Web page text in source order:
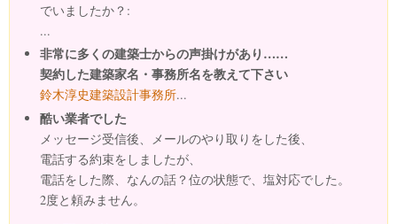
でいましたか？:
...
非常に多くの建築士からの声掛けがあり……
契約した建築家名・事務所名を教えて下さい
鈴木淳史建築設計事務所...
酷い業者でした
メッセージ受信後、メールのやり取りをした後、
電話する約束をしましたが、
電話をした際、なんの話？位の状態で、塩対応でした。
2度と頼みません。